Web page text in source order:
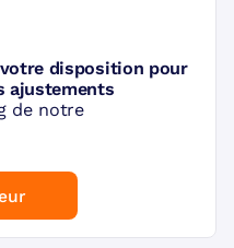
disposition pour
ajustements
de notre